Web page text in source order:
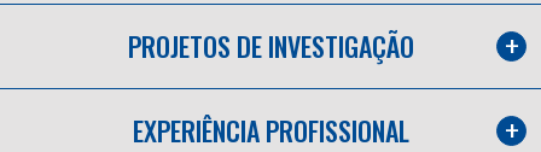
PROJETOS DE INVESTIGAÇÃO
EXPERIÊNCIA PROFISSIONAL